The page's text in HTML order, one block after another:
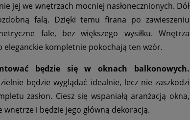
jej we wnętrzach mocniej nasłonecznionych. Dół
falą. Dzięki temu firana po zawieszeniu
fale, bez większego wysiłku. Wnętrza
eleganckie kompletnie pokochają ten wzór.
będzie się w oknach balkonowych.
będzie wyglądać idealnie, lecz nie zaszkodzi
zasłon. Ciesz się wspaniałą aranżacją okna,
wnętrze i będzie jego główną dekoracją.